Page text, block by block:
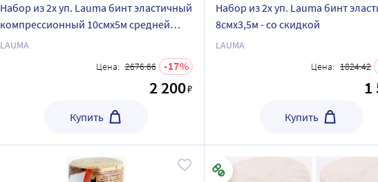
Набор из 2х уп. Lauma бинт эластичный
компрессионный 10смx5м средней
растяжимости - со скидкой
LAUMA
Цена: 2676.66 17
2 200₽
Купить
Набор из 2х уп. Lauma бинт
8смx3,5м - со скидкой
LAUMA
Цена: 1824.42
1
Купить